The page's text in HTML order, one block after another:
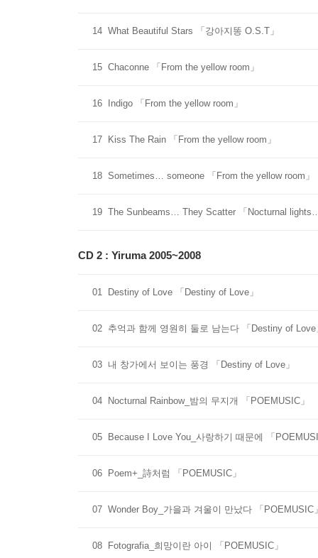
14 What Beautiful Stars 「강아지똥 O.S.T」
15 Chaconne 「From the yellow room」
16 Indigo 「From the yellow room」
17 Kiss The Rain 「From the yellow room」
18 Sometimes… someone 「From the yellow room」
19 The Sunbeams… They Scatter 「Nocturnal
CD 2 : Yiruma 2005~2008
01 Destiny of Love 「Destiny of Love」
02 추억과 함께 영원히 둘로 남는다 「Destiny of Love
03 내 창가에서 보이는 풍경 「Destiny of Love」
04 Nocturnal Rainbow_밤의 무지개 「POEMUSIC」
05 Because I Love You_사랑하기 때문에 「
06 Poem+_詩처럼 「POEMUSIC」
07 Wonder Boy_가을과 겨울이 만났다 「POEMUSIC
08 Fotografia_희망이란 아이 「POEMUSIC」